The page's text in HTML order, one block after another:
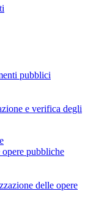
pubblici
e verifica degli
pubbliche
delle opere